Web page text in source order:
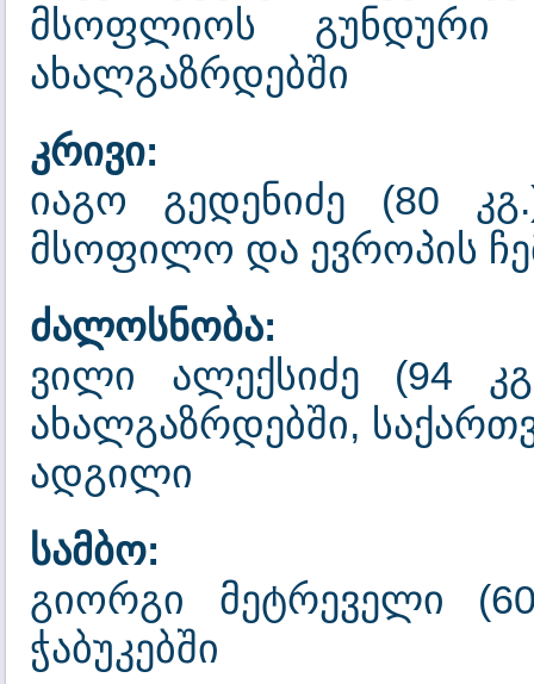
მსოფლიოს გუნდური
ახალგაზრდებში
კრივი:
იაგო გედენიძე (80
მსოფილო და ევროპის
ძალოსნობა:
ვილი ალექსიძე (94
ახალგაზრდებში,
ადგილი
სამბო:
გიორგი მეტრეველი
ჭაბუკებში